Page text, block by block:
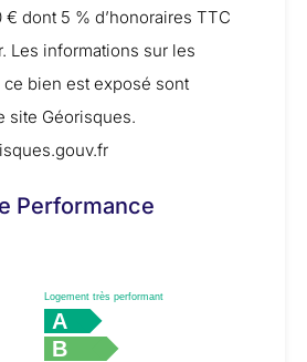
€ dont 5 % d’honoraires TTC
Les informations sur les
bien est exposé sont
site Géorisques.
Performance
Logement très performant
A
B